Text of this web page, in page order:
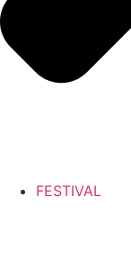
FESTIVAL